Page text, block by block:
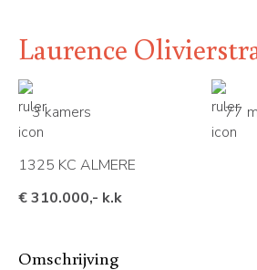
Laurence
1325 KC ALMERE
€ 310.000,- k.k
77
3 kamers
Omschrijving